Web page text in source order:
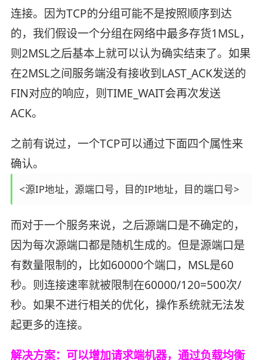
连接。因为TCP的分组可能不是按照顺序到达
的，我们假设一个分组在网络中最多存货1MSL，
则2MSL之后基本上就可以认为确实结束了。如果
在2MSL之间服务端没有接收到LAST_ACK发送的
FIN对应的响应，则TIME_WAIT会再次发送
ACK。
之前有说过，一个TCP可以通过下面四个属性来
确认。
<源IP地址，源端口号，目的IP地址，目的端口号>
而对于一个服务来说，之后源端口是不确定的，
因为每次源端口都是随机生成的。但是源端口是
有数量限制的，比如60000个端口，MSL是60
秒。则连接速率就被限制在60000/120=500次/
秒。如果不进行相关的优化，操作系统就无法发
起更多的连接。
解决方案：可以增加请求端机器，通过负载均衡